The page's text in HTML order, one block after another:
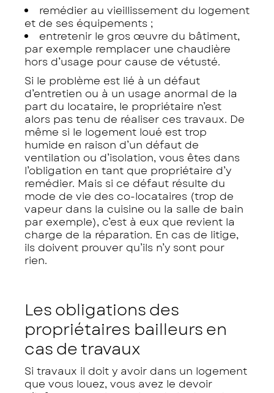
remédier au vieillissement du logement
et de ses équipements ;
entretenir le gros œuvre du bâtiment,
par exemple remplacer une chaudière
hors d’usage pour cause de vétusté.
Si le problème est lié à un défaut
d’entretien ou à un usage anormal de la
part du locataire, le propriétaire n’est
alors pas tenu de réaliser ces travaux. De
même si le logement loué est trop
humide en raison d’un défaut de
ventilation ou d’isolation, vous êtes dans
l’obligation en tant que propriétaire d’y
remédier. Mais si ce défaut résulte du
mode de vie des co-locataires (trop de
vapeur dans la cuisine ou la salle de bain
par exemple), c’est à eux que revient la
charge de la réparation. En cas de litige,
ils doivent prouver qu’ils n’y sont pour
rien.
Les obligations des
propriétaires bailleurs en
cas de travaux
Si travaux il doit y avoir dans un logement
que vous louez, vous avez le devoir